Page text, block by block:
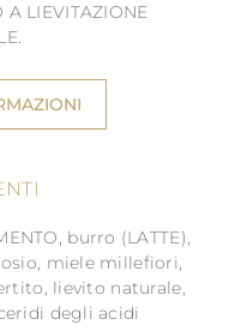
A LIEVITAZIONE
burro (LATTE),
miele millefiori,
lievito naturale,
degli acidi